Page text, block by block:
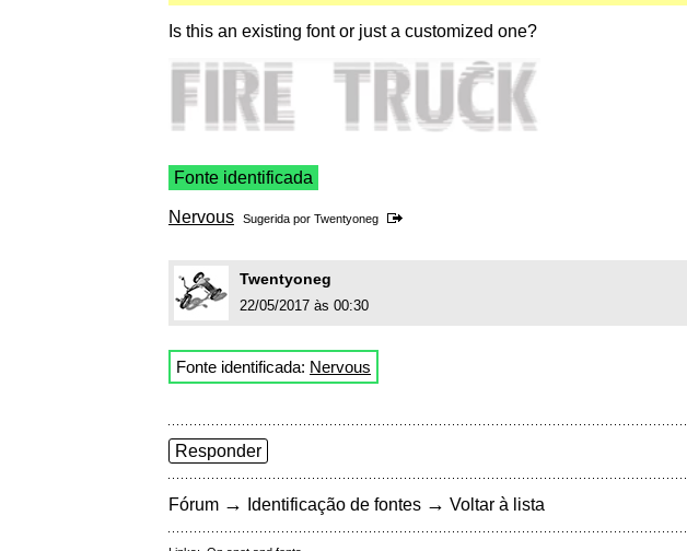
Is this an existing font or just a customized one?
Fonte identificada
Nervous Sugerida por Twentyoneg
Twentyoneg
22/05/2017 às 00:30
Fonte identificada: Nervous
Responder
Fórum → Identificação de fontes → Voltar à lista